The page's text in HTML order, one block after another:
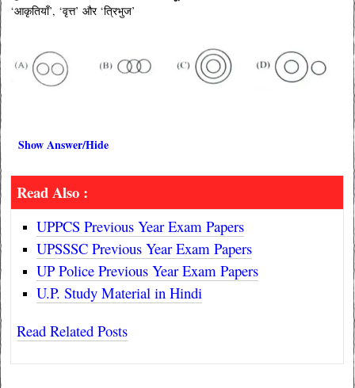
‘आकृतियाँ’, ‘वृत्त’ और ‘त्रिभुज’
Show Answer/Hide
Read Also :
UPPCS Previous Year Exam Papers
UPSSSC Previous Year Exam Papers
UP Police Previous Year Exam Papers
U.P. Study Material in Hindi
Read Related Posts